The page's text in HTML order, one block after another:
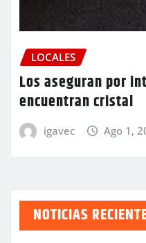
LOCALES
Los aseguran por
encuentran cristal
igavec Ago 1,
NOTICIAS